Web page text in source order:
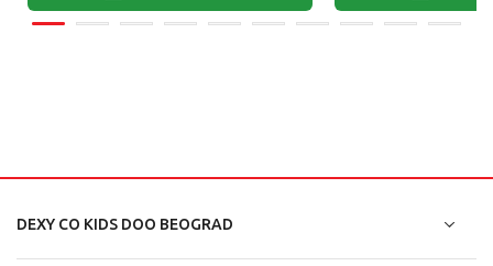
DEXY CO KIDS DOO BEOGRAD